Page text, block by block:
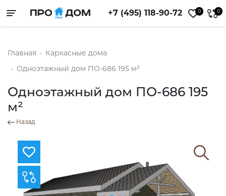
Toggle navigation +7 (495) 118-90-72 0 0
Главная - Каркасные дома
- Одноэтажный дом ПО-686 195 м²
Одноэтажный дом ПО-686 195
м²
Назад